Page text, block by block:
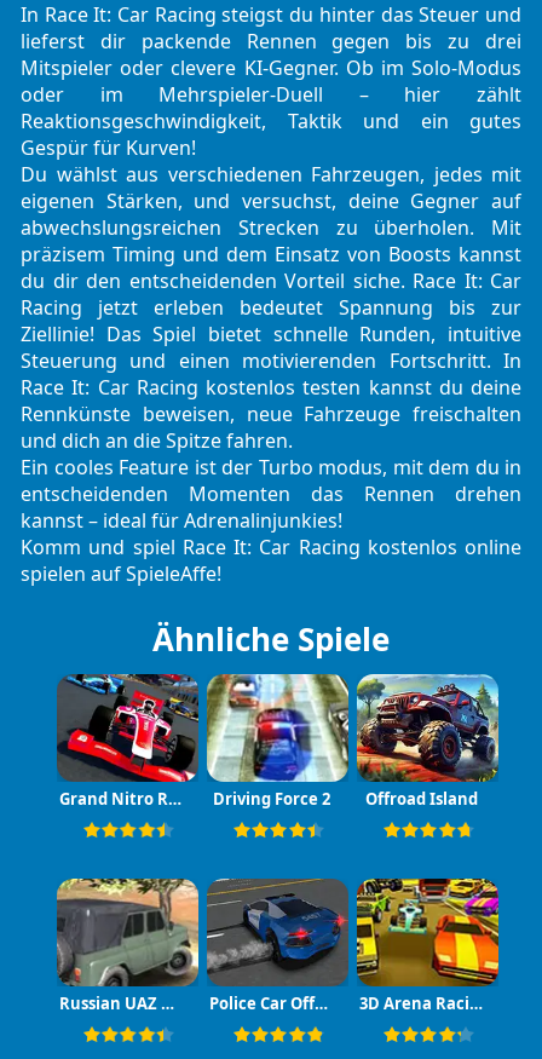
In Race It: Car Racing steigst du hinter das Steuer und
lieferst dir packende Rennen gegen bis zu drei
Mitspieler oder clevere KI-Gegner. Ob im Solo-Modus
oder im Mehrspieler-Duell – hier zählt
Reaktionsgeschwindigkeit, Taktik und ein gutes
Gespür für Kurven!
Du wählst aus verschiedenen Fahrzeugen, jedes mit
eigenen Stärken, und versuchst, deine Gegner auf
abwechslungsreichen Strecken zu überholen. Mit
präzisem Timing und dem Einsatz von Boosts kannst
du dir den entscheidenden Vorteil siche. Race It: Car
Racing jetzt erleben bedeutet Spannung bis zur
Ziellinie! Das Spiel bietet schnelle Runden, intuitive
Steuerung und einen motivierenden Fortschritt. In
Race It: Car Racing kostenlos testen kannst du deine
Rennkünste beweisen, neue Fahrzeuge freischalten
und dich an die Spitze fahren.
Ein cooles Feature ist der Turbo modus, mit dem du in
entscheidenden Momenten das Rennen drehen
kannst – ideal für Adrenalinjunkies!
Komm und spiel Race It: Car Racing kostenlos online
spielen auf SpieleAffe!
Ähnliche Spiele
Grand Nitro Racing Driving Force 2 Offroad Island
Russian UAZ Offroad Driving 3D Police Car Offroad 3D Arena Racing